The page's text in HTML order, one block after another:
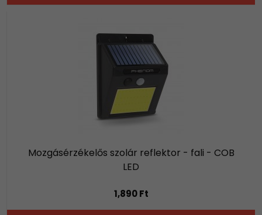
Mozgásérzékelős szolár reflektor - fali - COB
LED
1,890 Ft